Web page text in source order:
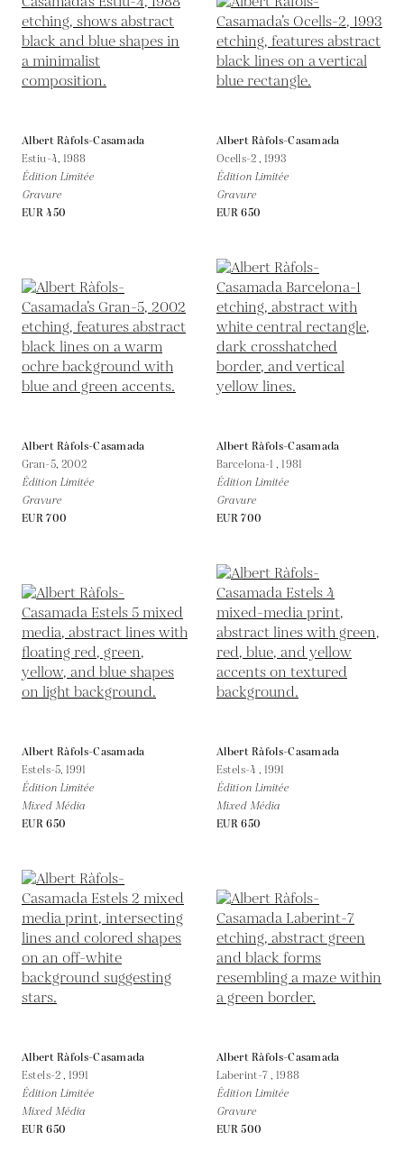
Albert Ràfols-Casamada
Estiu-4, 1988
Édition Limitée
Gravure
EUR 450
Albert Ràfols-Casamada
Ocells-2 ,1993
Édition Limitée
Gravure
EUR 650
Albert Ràfols-Casamada
Gran-5, 2002
Édition Limitée
Gravure
EUR 700
Albert Ràfols-Casamada
Barcelona-1 ,1981
Édition Limitée
Gravure
EUR 700
Albert Ràfols-Casamada
Estels-5, 1991
Édition Limitée
Mixed Média
EUR 650
Albert Ràfols-Casamada
Estels-4 ,1991
Édition Limitée
Mixed Média
EUR 650
Albert Ràfols-Casamada
Estels-2 ,1991
Édition Limitée
Mixed Média
EUR 650
Albert Ràfols-Casamada
Laberint-7 ,1988
Édition Limitée
Gravure
EUR 500